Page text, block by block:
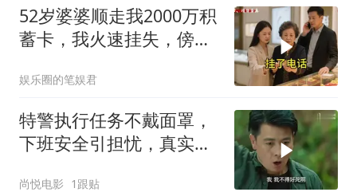
52岁婆婆顺走我2000万积
蓄卡，我火速挂失，傍晚
接完电话脸色惨白
娱乐圈的笔娱君
特警执行任务不戴面罩，
下班安全引担忧，真实情
尚悦电影 1跟贴